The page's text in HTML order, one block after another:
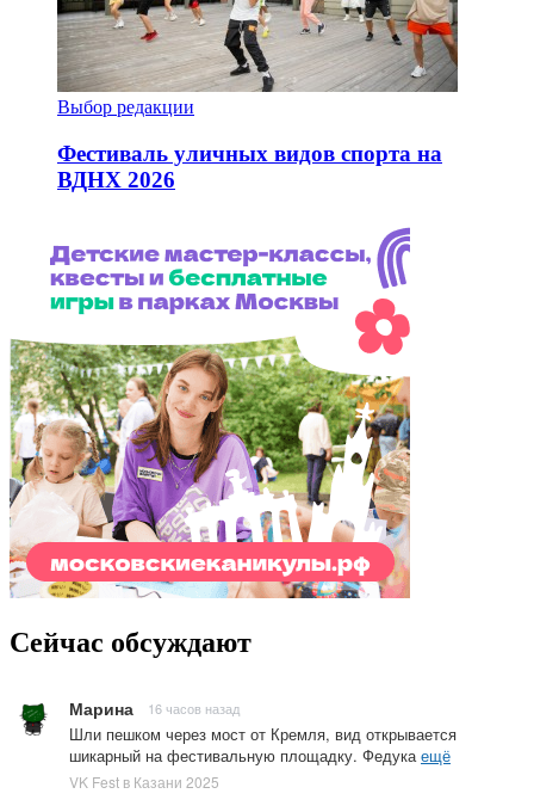
Выбор редакции
Фестиваль уличных видов спорта на
ВДНХ 2026
Сейчас обсуждают
Марина 16 часов назад
Шли пешком через мост от Кремля, вид открывается
шикарный на фестивальную площадку. Федука ещё
VK Fest в Казани 2025